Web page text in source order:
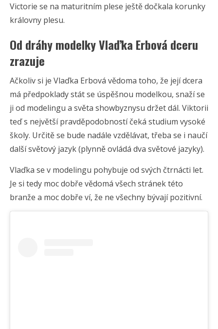
Victorie se na maturitním plese ještě dočkala korunky
královny plesu.
Od dráhy modelky Vlaďka Erbová dceru
zrazuje
Ačkoliv si je Vlaďka Erbová vědoma toho, že její dcera
má předpoklady stát se úspěšnou modelkou, snaží se
ji od modelingu a světa showbyznysu držet dál. Viktorii
teď s největší pravděpodobností čeká studium vysoké
školy. Určitě se bude nadále vzdělávat, třeba se i naučí
další světový jazyk (plynně ovládá dva světové jazyky).
Vlaďka se v modelingu pohybuje od svých čtrnácti let.
Je si tedy moc dobře vědomá všech stránek této
branže a moc dobře ví, že ne všechny bývají pozitivní.